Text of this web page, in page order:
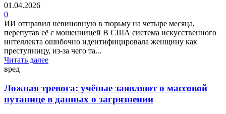
01.04.2026
0
ИИ отправил невиновную в тюрьму на четыре месяца,
перепутав её с мошенницей В США система искусственного
интеллекта ошибочно идентифицировала женщину как
преступницу, из-за чего та...
Читать далее
вред
Ложная тревога: учёные заявляют о массовой
путанице в данных о загрязнении